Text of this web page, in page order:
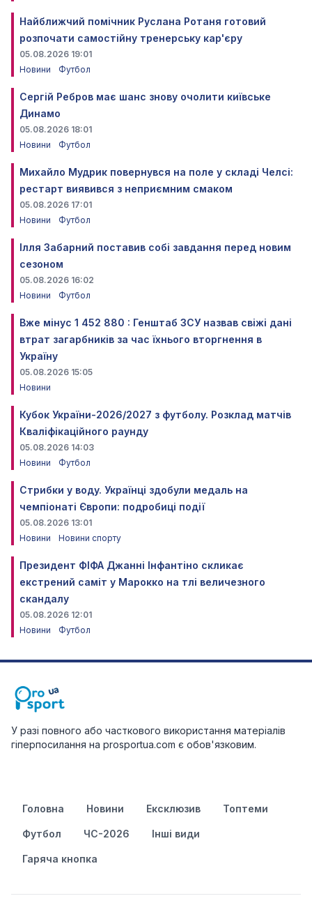
Найближчий помічник Руслана Ротаня готовий
розпочати самостійну тренерську кар'єру
05.08.2026 19:01
Новини
Футбол
Сергій Ребров має шанс знову очолити київське
Динамо
05.08.2026 18:01
Новини
Футбол
Михайло Мудрик повернувся на поле у складі Челсі:
рестарт виявився з неприємним смаком
05.08.2026 17:01
Новини
Футбол
Ілля Забарний поставив собі завдання перед новим
сезоном
05.08.2026 16:02
Новини
Футбол
Вже мінус 1 452 880 : Генштаб ЗСУ назвав свіжі дані
втрат загарбників за час їхнього вторгнення в
Україну
05.08.2026 15:05
Новини
Кубок України-2026/2027 з футболу. Розклад матчів
Кваліфікаційного раунду
05.08.2026 14:03
Новини
Футбол
Стрибки у воду. Українці здобули медаль на
чемпіонаті Європи: подробиці події
05.08.2026 13:01
Новини
Новини спорту
Президент ФІФА Джанні Інфантіно скликає
екстрений саміт у Марокко на тлі величезного
скандалу
05.08.2026 12:01
Новини
Футбол
У разі повного або часткового використання матеріалів
гіперпосилання на prosportua.com є обов'язковим.
Головна Новини Ексклюзив Топтеми
Футбол ЧС-2026 Інші види
Гаряча кнопка